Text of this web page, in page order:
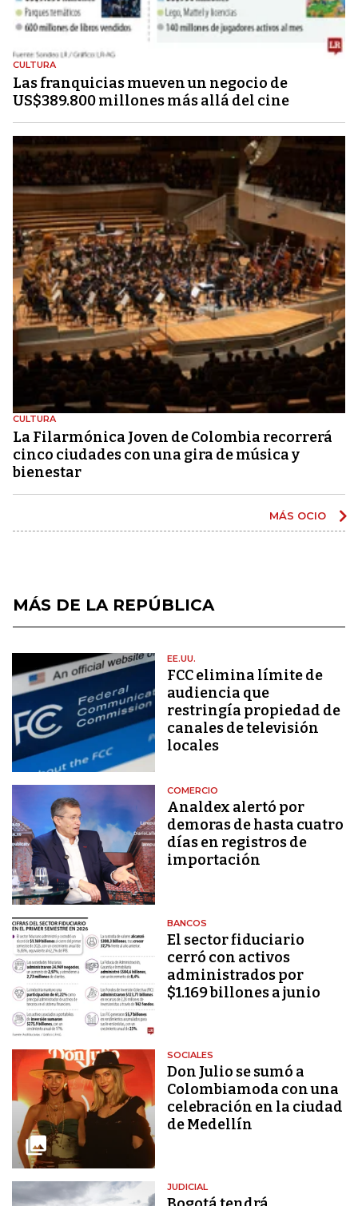
CULTURA
Las franquicias mueven un negocio de
US$389.800 millones más allá del cine
CULTURA
La Filarmónica Joven de Colombia recorrerá
cinco ciudades con una gira de música y
bienestar
MÁS OCIO
MÁS DE LA REPÚBLICA
EE.UU.
FCC elimina límite de
audiencia que
restringía propiedad de
canales de televisión
locales
COMERCIO
Analdex alertó por
demoras de hasta cuatro
días en registros de
importación
BANCOS
El sector fiduciario
cerró con activos
administrados por
$1.169 billones a junio
SOCIALES
Don Julio se sumó a
Colombiamoda con una
celebración en la ciudad
de Medellín
JUDICIAL